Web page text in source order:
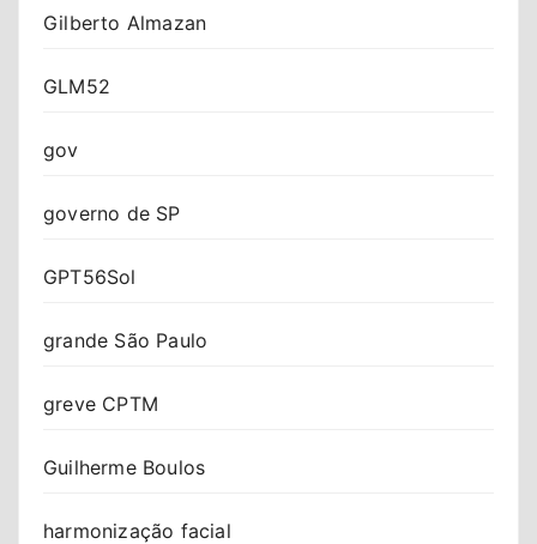
Gilberto Almazan
GLM52
gov
governo de SP
GPT56Sol
grande São Paulo
greve CPTM
Guilherme Boulos
harmonização facial